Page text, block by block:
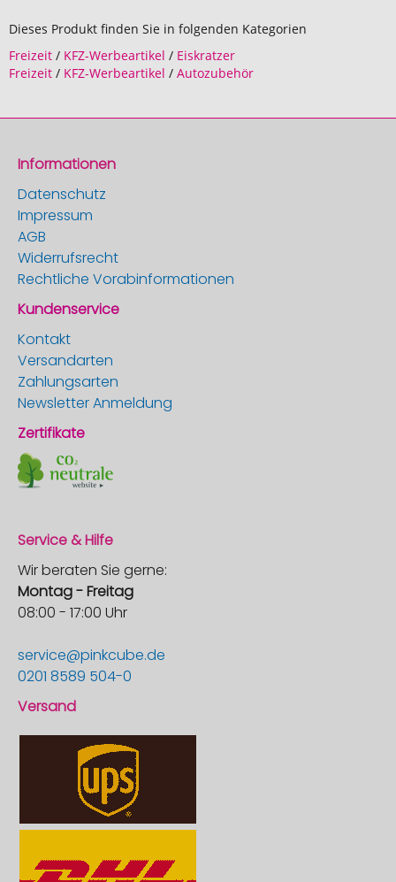
Dieses Produkt finden Sie in folgenden Kategorien
Freizeit / KFZ-Werbeartikel / Eiskratzer
Freizeit / KFZ-Werbeartikel / Autozubehör
Informationen
Datenschutz
Impressum
AGB
Widerrufsrecht
Rechtliche Vorabinformationen
Kundenservice
Kontakt
Versandarten
Zahlungsarten
Newsletter Anmeldung
Zertifikate
Service & Hilfe
Wir beraten Sie gerne:
Montag - Freitag
08:00 - 17:00 Uhr
service@pinkcube.de
0201 8589 504-0
Versand